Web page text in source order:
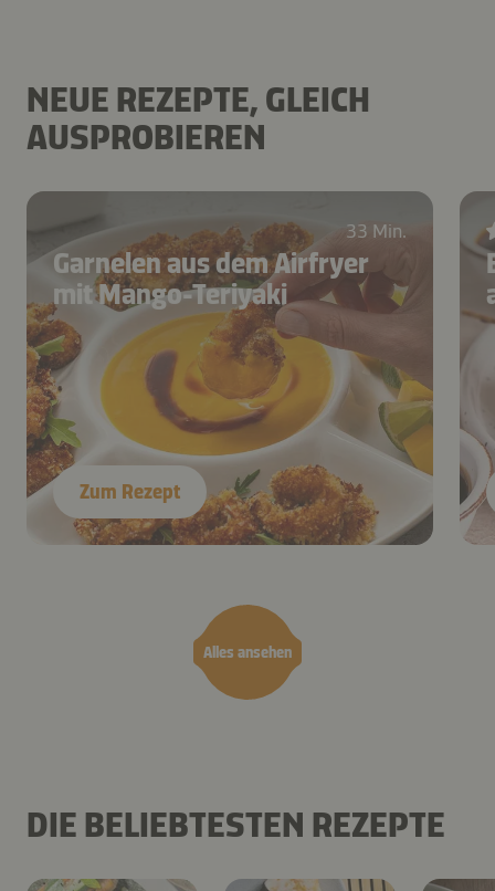
NEUE REZEPTE, GLEICH
AUSPROBIEREN
Alles ansehen
33 Min.
Garnelen aus dem Airfryer
mit Mango-Teriyaki
Zum Rezept
DIE BELIEBTESTEN REZEPTE